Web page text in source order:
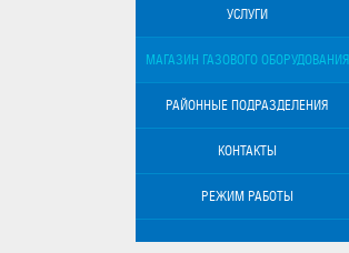
УСЛУГИ
МАГАЗИН ГАЗОВОГО ОБОРУДОВАНИЯ
РАЙОННЫЕ ПОДРАЗДЕЛЕНИЯ
КОНТАКТЫ
РЕЖИМ РАБОТЫ